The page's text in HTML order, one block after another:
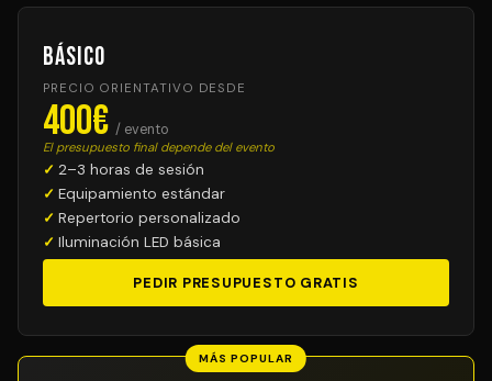
Básico
PRECIO ORIENTATIVO DESDE
400€ / evento
El presupuesto final depende del evento
2–3 horas de sesión
Equipamiento estándar
Repertorio personalizado
Iluminación LED básica
PEDIR PRESUPUESTO GRATIS
MÁS POPULAR